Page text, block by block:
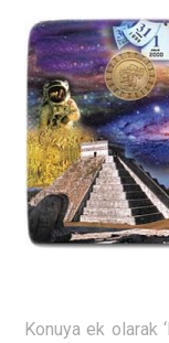
Konuya ek olarak